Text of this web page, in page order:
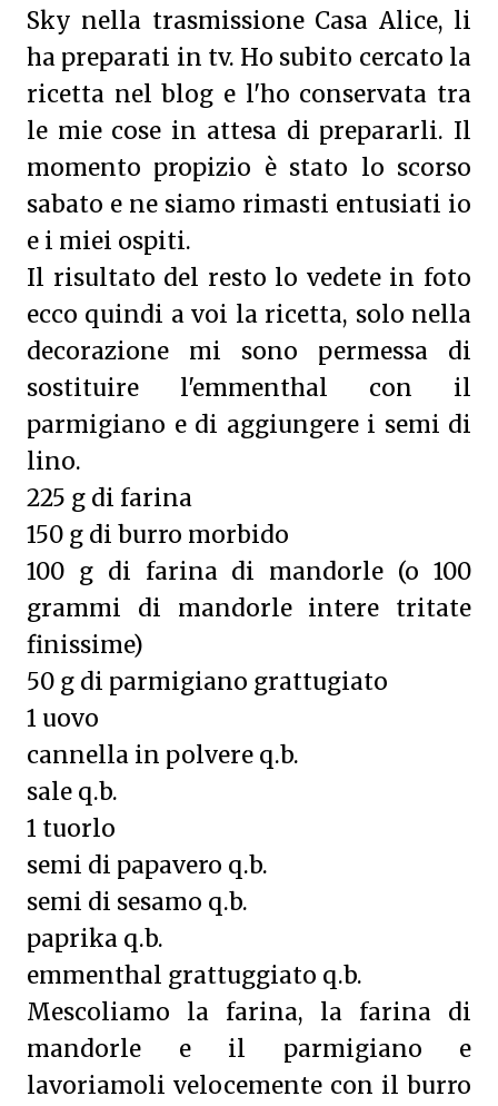
Sky nella trasmissione Casa Alice, li
ha preparati in tv. Ho subito cercato la
ricetta nel blog e l'ho conservata tra
le mie cose in attesa di prepararli. Il
momento propizio è stato lo scorso
sabato e ne siamo rimasti entusiati io
e i miei ospiti.
Il risultato del resto lo vedete in foto
ecco quindi a voi la ricetta, solo nella
decorazione mi sono permessa di
sostituire l'emmenthal con il
parmigiano e di aggiungere i semi di
lino.
225 g di farina
150 g di burro morbido
100 g di farina di mandorle (o 100
grammi di mandorle intere tritate
finissime)
50 g di parmigiano grattugiato
1 uovo
cannella in polvere q.b.
sale q.b.
1 tuorlo
semi di papavero q.b.
semi di sesamo q.b.
paprika q.b.
emmenthal grattuggiato q.b.
Mescoliamo la farina, la farina di
mandorle e il parmigiano e
lavoriamoli velocemente con il burro